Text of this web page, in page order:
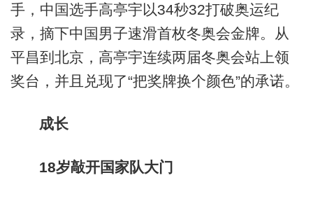
手，中国选手高亭宇以34秒32打破奥运纪
录，摘下中国男子速滑首枚冬奥会金牌。从
平昌到北京，高亭宇连续两届冬奥会站上领
奖台，并且兑现了“把奖牌换个颜色”的承诺。
成长
18岁敲开国家队大门